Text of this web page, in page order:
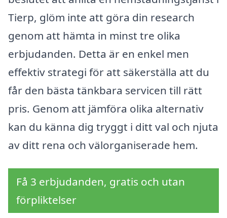
Tierp, glöm inte att göra din research
genom att hämta in minst tre olika
erbjudanden. Detta är en enkel men
effektiv strategi för att säkerställa att du
får den bästa tänkbara servicen till rätt
pris. Genom att jämföra olika alternativ
kan du känna dig tryggt i ditt val och njuta
av ditt rena och välorganiserade hem.
Få 3 erbjudanden, gratis och utan
förpliktelser